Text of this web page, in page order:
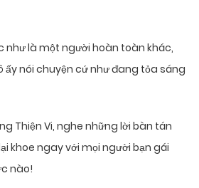
như là một người hoàn toàn khác,
ấy nói chuyện cứ như đang tỏa sáng
Thiện Vi, nghe những lời bàn tán
khoe ngay với mọi người bạn gái
nào!